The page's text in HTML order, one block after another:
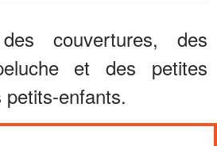
couvertures, des
et des petites
enfants.